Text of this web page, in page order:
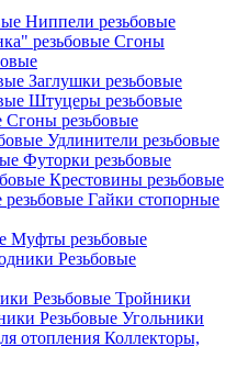
Ниппели резьбовые
Сгоны
Заглушки резьбовые
Штуцеры резьбовые
Сгоны резьбовые
Удлинители резьбовые
Футорки резьбовые
Крестовины резьбовые
Гайки стопорные
Муфты резьбовые
Резьбовые
Резьбовые Тройники
Резьбовые Угольники
Коллекторы,